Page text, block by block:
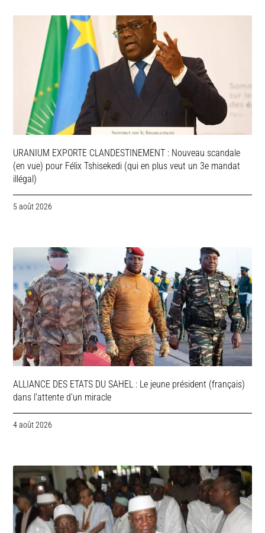
URANIUM EXPORTE CLANDESTINEMENT : Nouveau scandale
(en vue) pour Félix Tshisekedi (qui en plus veut un 3e mandat
illégal)
5 août 2026
ALLIANCE DES ETATS DU SAHEL : Le jeune président (français)
dans l’attente d’un miracle
4 août 2026